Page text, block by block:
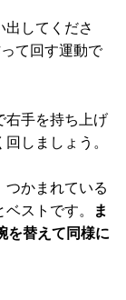
出してくださ
て回す運動で
右手を持ち上げ
しましょう。
つかまれている
ストです。
ま
を替えて同様に